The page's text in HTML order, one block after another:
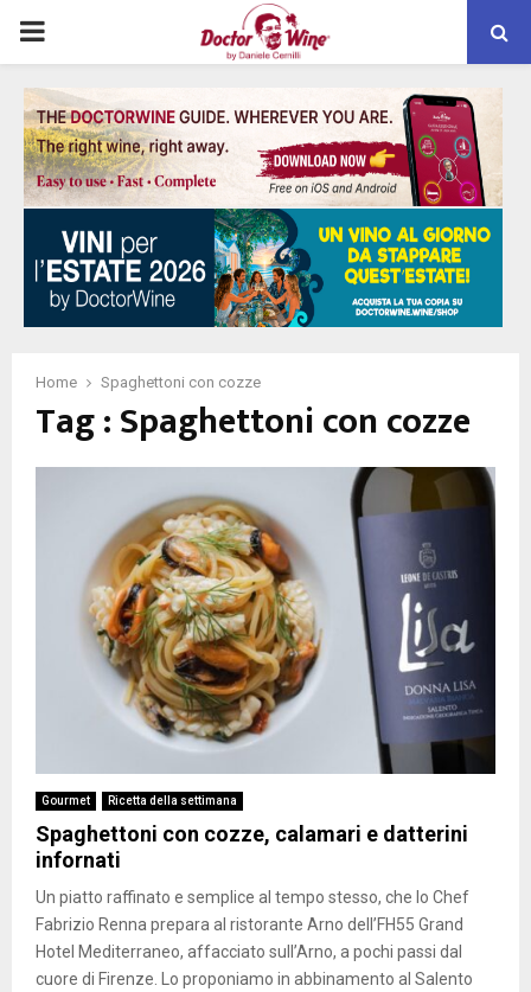
PRIMARY
MENU
Home Spaghettoni con cozze
Tag : Spaghettoni con cozze
Gourmet Ricetta della settimana
Spaghettoni con cozze, calamari e datterini
infornati
Un piatto raffinato e semplice al tempo stesso, che lo Chef
Fabrizio Renna prepara al ristorante Arno dell’FH55 Grand
Hotel Mediterraneo, affacciato sull’Arno, a pochi passi dal
cuore di Firenze. Lo proponiamo in abbinamento al Salento